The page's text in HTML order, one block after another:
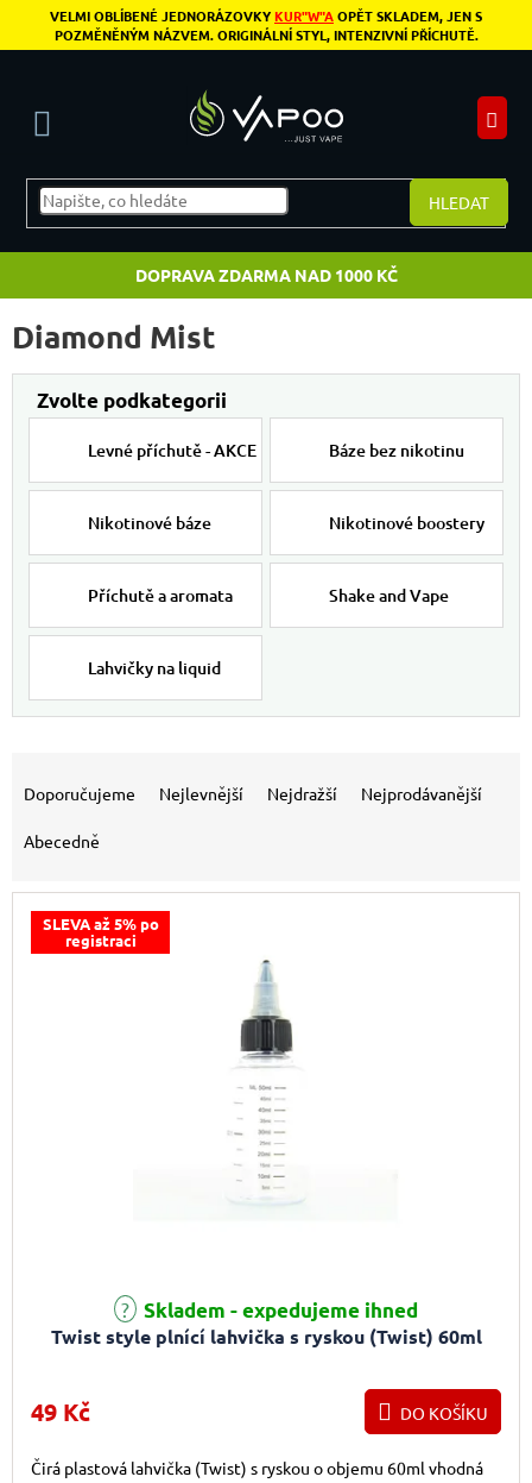
Přejít na obsah
VELMI OBLÍBENÉ JEDNORÁZOVKYKUR"W"AOPĚT SKLADEM, JEN S
POZMĚNĚNÝM NÁZVEM. ORIGINÁLNÍ STYL, INTENZIVNÍ PŘÍCHUTĚ.
HLEDAT
DOPRAVA ZDARMA NAD 1000 KČ
Diamond Mist
Levné příchutě - AKCE Báze bez nikotinu
Nikotinové báze Nikotinové boostery
Příchutě a aromata Shake and Vape
Lahvičky na liquid
Doporučujeme Nejlevnější Nejdražší Nejprodávanější
Abecedně
SLEVA až 5% po
registraci
Twist style plnící lahvička s ryskou (Twist) 60ml
Průměrné hodnocení produktu je 5,0 z 5 hvězdiček.
Skladem - expedujeme ihned
49 Kč DO KOŠÍKU
Čirá plastová lahvička (Twist) s ryskou o objemu 60ml vhodná